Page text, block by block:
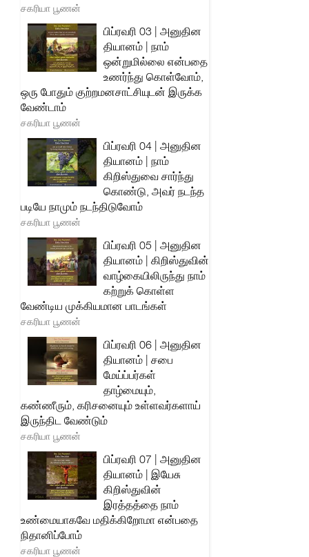
சகரியா பூணன்
பிப்ரவரி 03 | அனுதின
தியானம் | நாம்
ஒன்றுமில்லை என்பதை
உணர்ந்து கொள்வோம்,
ஒரு போதும் குற்றமனசாட்சியுடன் இருக்க
வேண்டாம்
சகரியா பூணன்
பிப்ரவரி 04 | அனுதின
தியானம் | நாம்
கிறிஸ்துவை சார்ந்து
கொண்டு, அவர் நடந்த
படியே நாமும் நடந்திடுவோம்
சகரியா பூணன்
பிப்ரவரி 05 | அனுதின
தியானம் | கிறிஸ்துவின்
வாழ்கையிலிருந்து நாம்
கற்றுக் கொள்ள
வேண்டிய முக்கியமான பாடங்கள்
சகரியா பூணன்
பிப்ரவரி 06 | அனுதின
தியானம் | சபை
மேய்ப்பர்கள்
தாழ்மையும்,
கண்ணீரும், கரிசனையும் உள்ளவர்களாய்
இருந்திட வேண்டும்
சகரியா பூணன்
பிப்ரவரி 07 | அனுதின
தியானம் | இயேசு
கிறிஸ்துவின்
இரத்தத்தை நாம்
உண்மையாகவே மதிக்கிறோமா என்பதை
நிதானிப்போம்
சகரியா பூணன்